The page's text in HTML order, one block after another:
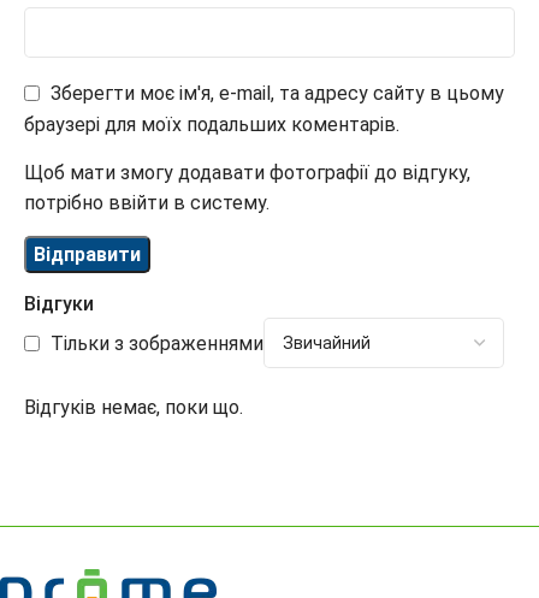
Відгуки
Тільки з зображеннями
Відгуків немає, поки що.
Зберегти моє ім'я, e-mail, та адресу сайту в цьому
браузері для моїх подальших коментарів.
Щоб мати змогу додавати фотографії до відгуку,
потрібно ввійти в систему.